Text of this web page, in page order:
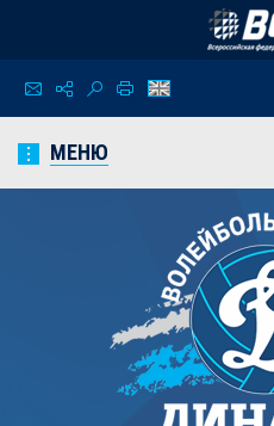
МЕНЮ